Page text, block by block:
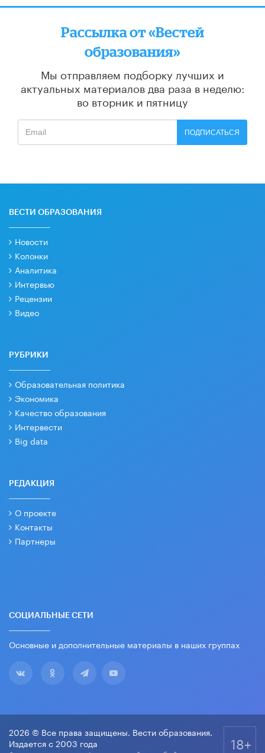
Рассылка от «Вестей
образования»
Мы отправляем подборку лучших и
актуальных материалов два раза в неделю:
во вторник и пятницу
ПОДПИСАТЬСЯ
ВЕСТИ ОБРАЗОВАНИЯ
Новости
Колонки
Аналитика
Интервью
Рецензии
Видео
РУБРИКИ
Образовательная политика
Экономика
Качество образования
Интервести
Big data
РЕДАКЦИЯ
О проекте
Контакты
Партнеры
СОЦИАЛЬНЫЕ СЕТИ
Основные и дополнительные материалы в наших группах
2026 © Все права защищены. Вести образования.
Издается с 2003 года
18+